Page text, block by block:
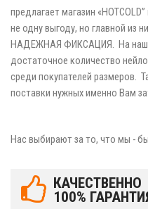
предлагает магазин
не одну выгоду, но главной из
НАДЕЖНАЯ ФИКСАЦИЯ. На
достаточное количество
среди покупателей размеров.
поставки нужных именно Вам
Нас выбирают за то, что мы -
КАЧЕСТВЕННО
100%